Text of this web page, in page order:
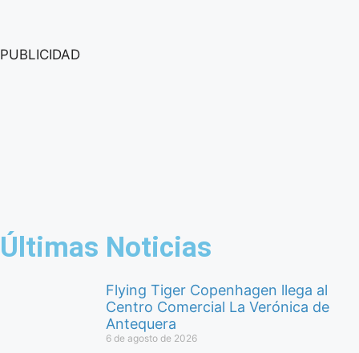
PUBLICIDAD
Últimas Noticias
Flying Tiger Copenhagen llega al
Centro Comercial La Verónica de
Antequera
6 de agosto de 2026